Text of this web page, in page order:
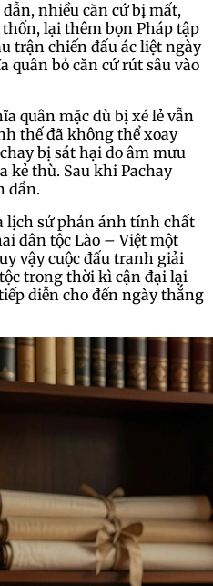
nhiều căn cứ bị mất,
lại thêm bọn Pháp tập
trận chiến đấu ác liệt ngày
quân bỏ căn cứ rút sâu vào
quân mặc dù bị xé lẻ vẫn
thế đã không thể xoay
bị sát hại do âm mưu
kẻ thù. Sau khi Pachay
dần.
lịch sử phản ánh tính chất
dân tộc Lào – Việt một
vậy cuộc đấu tranh giải
trong thời kì cận đại lại
diễn cho đến ngày thắng